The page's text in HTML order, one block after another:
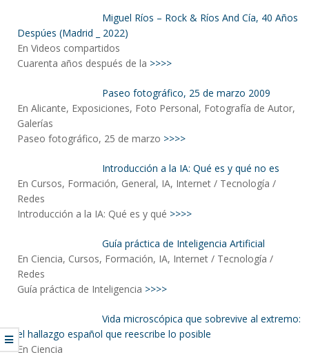
Miguel Ríos – Rock & Ríos And Cía, 40 Años
Despúes (Madrid _ 2022)
En Videos compartidos
Cuarenta años después de la >>>>
Paseo fotográfico, 25 de marzo 2009
En Alicante, Exposiciones, Foto Personal, Fotografía de Autor,
Galerías
Paseo fotográfico, 25 de marzo >>>>
Introducción a la IA: Qué es y qué no es
En Cursos, Formación, General, IA, Internet / Tecnología /
Redes
Introducción a la IA: Qué es y qué >>>>
Guía práctica de Inteligencia Artificial
En Ciencia, Cursos, Formación, IA, Internet / Tecnología /
Redes
Guía práctica de Inteligencia >>>>
Vida microscópica que sobrevive al extremo:
el hallazgo español que reescribe lo posible
En Ciencia